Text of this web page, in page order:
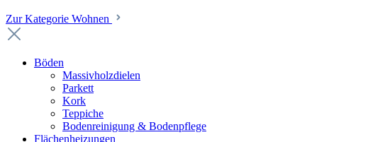
Zur Kategorie Wohnen
Böden
Massivholzdielen
Parkett
Kork
Teppiche
Bodenreinigung & Bodenpflege
Flächenheizungen